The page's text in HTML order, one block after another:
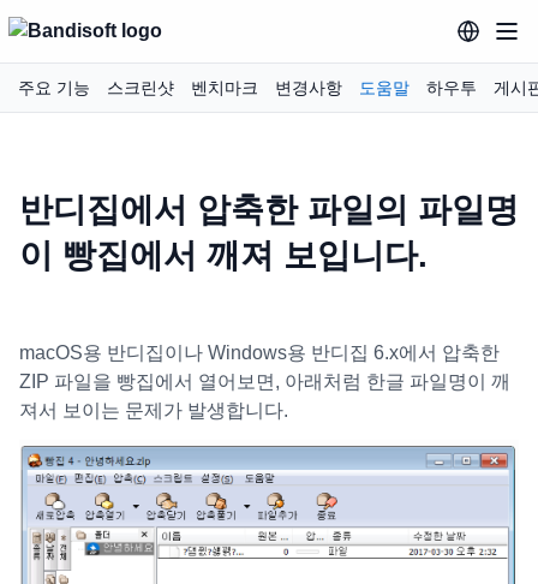
주요 기능 스크린샷 벤치마크 변경사항 도움말 하우투 게시
반디집에서 압축한 파일의 파일명
이 빵집에서 깨져 보입니다.
macOS용 반디집이나 Windows용 반디집 6.x에서 압축한
ZIP 파일을 빵집에서 열어보면, 아래처럼 한글 파일명이 깨
져서 보이는 문제가 발생합니다.